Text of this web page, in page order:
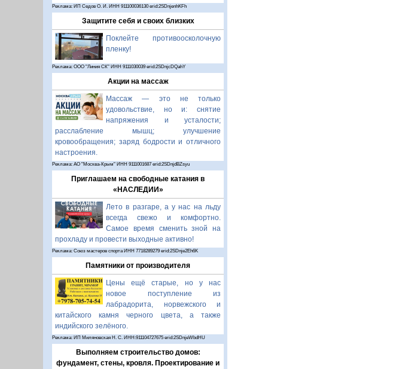
Реклама: ИП Седов О. И. ИНН 911100036130 erid:2SDnjenhKFh
Защитите себя и своих близких
Поклейте противоосколочную
пленку!
Реклама: ООО "Линия СК" ИНН 9111030039 erid:2SDnjcDQahY
Акции на массаж
Массаж — это не только
удовольствие, но и: снятие
напряжения и усталости;
расслабление мышц; улучшение
кровообращения; заряд бодрости и отличного
настроения.
Реклама: АО "Москва-Крым" ИНН 9111001687 erid:2SDnjdBZsyu
Приглашаем на свободные катания в
«НАСЛЕДИИ»
Лето в разгаре, а у нас на льду
всегда свежо и комфортно.
Самое время сменить зной на
прохладу и провести выходные активно!
Реклама: Союз мастеров спорта ИНН 7718289279 erid:2SDnje2Eh6K
Памятники от производителя
Цены ещё старые, но у нас
новое поступление из
лабрадорита, норвежского и
китайского камня черного цвета, а также
индийского зелёного.
Реклама: ИП Миляновская Н. С. ИНН:911104727675 erid:2SDnjeWbdHU
Выполняем строительство домов:
фундамент, стены, кровля. Проектирование и